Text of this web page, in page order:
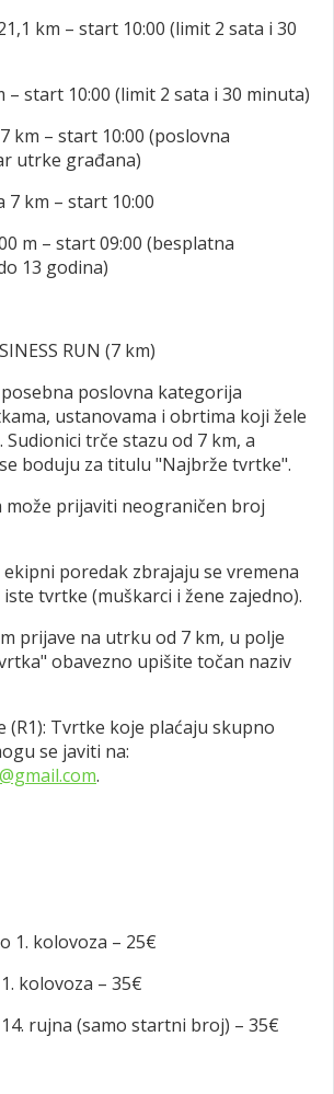
km – start 10:00 (limit 2 sata i 30
– start 10:00 (limit 2 sata i 30 minuta)
km – start 10:00 (poslovna
utrke građana)
km – start 10:00
m – start 09:00 (besplatna
13 godina)
RUN (7 km)
poslovna kategorija
ustanovama i obrtima koji žele
trče stazu od 7 km, a
boduju za titulu "Najbrže tvrtke".
može prijaviti neograničen broj
ekipni poredak zbrajaju se vremena
tvrtke (muškarci i žene zajedno).
prijave na utrku od 7 km, u polje
obavezno upišite točan naziv
(R1): Tvrtke koje plaćaju skupno
se javiti na:
.
1. kolovoza – 25€
kolovoza – 35€
rujna (samo startni broj) – 35€